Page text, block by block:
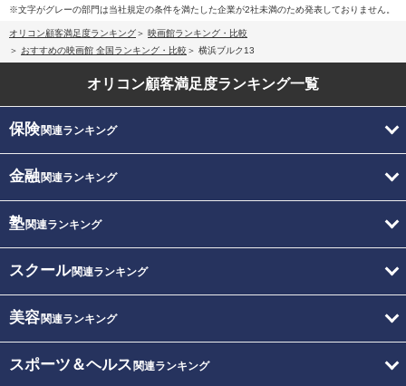
※文字がグレーの部門は当社規定の条件を満たした企業が2社未満のため発表しておりません。
オリコン顧客満足度ランキング
映画館ランキング・比較
おすすめの映画館 全国ランキング・比較
横浜ブルク13
オリコン顧客満足度ランキング一覧
保険関連ランキング
金融関連ランキング
塾関連ランキング
スクール関連ランキング
美容関連ランキング
スポーツ＆ヘルス 関連ランキング